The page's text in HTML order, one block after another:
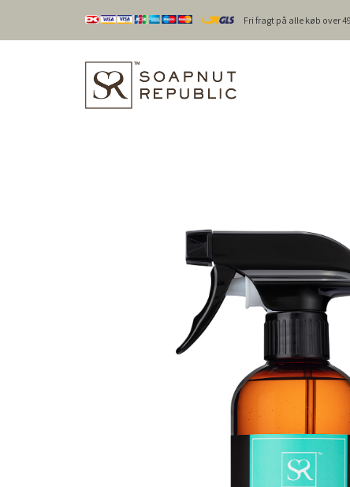
Fri fragt på alle køb over